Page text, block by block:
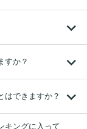
すか？
はできますか？
キングに入って